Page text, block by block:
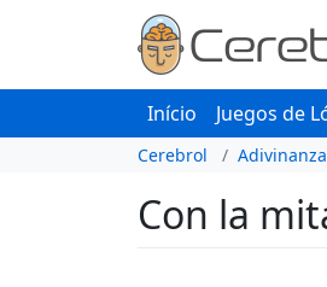
Início Juegos de
Cerebrol
Con la